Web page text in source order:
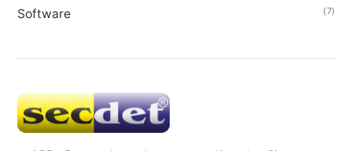
Software (7)